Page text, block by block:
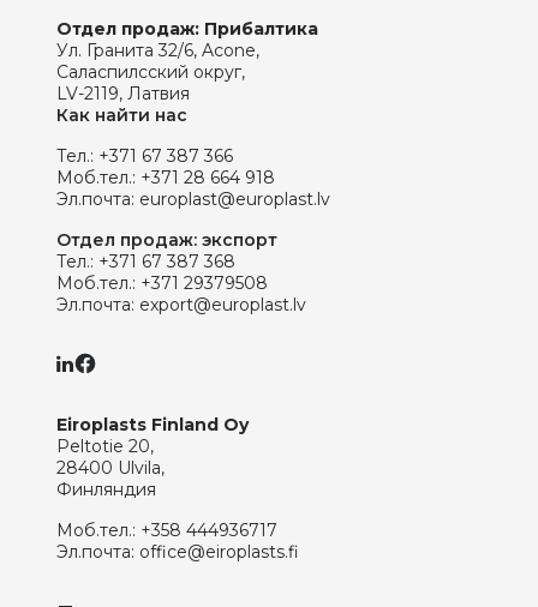
Отдел продаж: Прибалтика
Ул. Гранита 32/6, Acone,
Саласпилсский округ,
LV-2119, Латвия
Как найти нас
Тел.: +371 67 387 366
Моб.тел.: +371 28 664 918
Эл.почта: europlast@europlast.lv
Отдел продаж: экспорт
Тел.: +371 67 387 368
Моб.тел.: +371 29379508
Эл.почта: export@europlast.lv
Eiroplasts Finland Oy
Peltotie 20,
28400 Ulvila,
Финляндия
Моб.тел.: +358 444936717
Эл.почта: office@eiroplasts.fi